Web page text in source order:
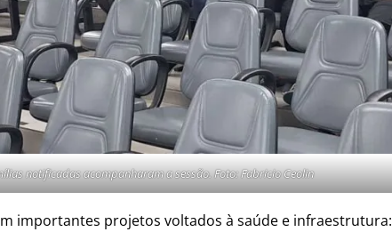
notificadas acompanharam a sessão. Foto: Fabricio Ceolin
importantes projetos voltados à saúde e infraestrutura: